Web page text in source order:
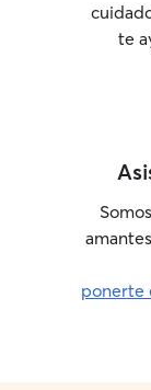
te
ponerte